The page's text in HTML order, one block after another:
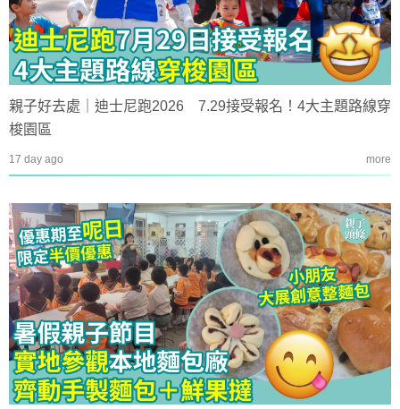
親子好去處｜迪士尼跑2026 7.29接受報名！4大主題路線穿
梭園區
17 day ago more